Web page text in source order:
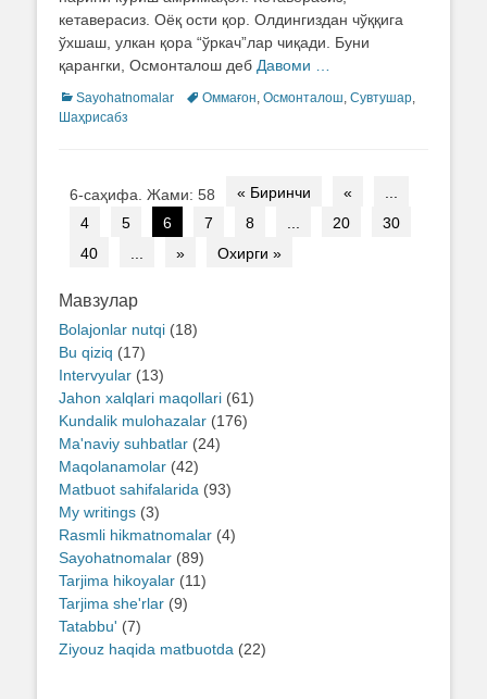
кетаверасиз. Оёқ ости қор. Олдингиздан чўққига
ўхшаш, улкан қора “ўркач”лар чиқади. Буни
қарангки, Осмонталош деб Давоми …
Categories
Sayohatnomalar TagsОммағон, Осмонталош, Сувтушар,
Шаҳрисабз
Post
navigation
6-саҳифа. Жами: 58 « Биринчи «
4
5 6 7 8 20
30
40
» Охирги »
Мавзулар
Bolajonlar nutqi (18)
Bu qiziq (17)
Intervyular (13)
Jahon xalqlari maqollari (61)
Kundalik mulohazalar (176)
Ma'naviy suhbatlar (24)
Maqolanamolar (42)
Matbuot sahifalarida (93)
My writings (3)
Rasmli hikmatnomalar (4)
Sayohatnomalar (89)
Tarjima hikoyalar (11)
Tarjima she'rlar (9)
Tatabbu' (7)
Ziyouz haqida matbuotda (22)